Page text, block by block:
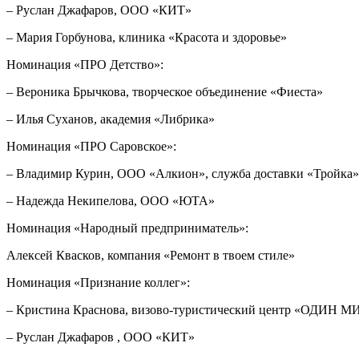
– Руслан Джафаров, ООО «КИТ»
– Мария Горбунова, клиника «Красота и здоровье»
Номинация «ПРО Детство»:
– Вероника Брычкова, творческое объединение «Фиеста»
– Илья Суханов, академия «Либрика»
Номинация «ПРО Саровское»:
– Владимир Курин, ООО «Алкион», служба доставки «Тройка»
– Надежда Некипелова, ООО «ЮТА»
Номинация «Народный предприниматель»:
Алексей Квасков, компания «Ремонт в твоем стиле»
Номинация «Признание коллег»:
– Кристина Краснова, визово-туристический центр «ОДИН
– Руслан Джафаров , ООО «КИТ»